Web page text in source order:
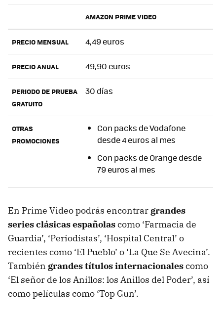
AMAZON PRIME VIDEO
PRECIO MENSUAL 4,49 euros
PRECIO ANUAL 49,90 euros
PERIODO DE PRUEBA
GRATUITO
30 días
OTRAS
PROMOCIONES
Con packs de Vodafone
desde 4 euros al mes
Con packs de Orange desde
79 euros al mes
En Prime Video podrás encontrar grandes
series clásicas españolascomo ‘Farmacia de
Guardia’, ‘Periodistas’, ‘Hospital Central’ o
recientes como ‘El Pueblo’ o ‘La Que Se Avecina’.
También grandes títulos internacionalescomo
‘El señor de los Anillos: los Anillos del Poder’, así
como películas como ‘Top Gun’.